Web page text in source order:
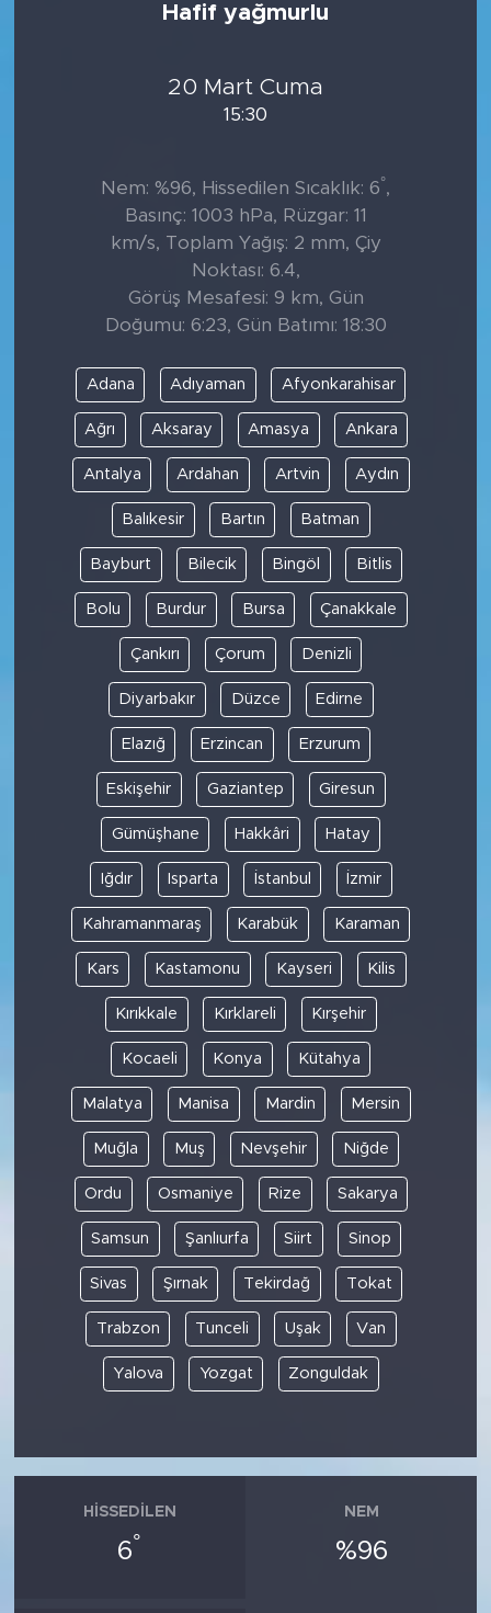
Hafif yağmurlu
20 Mart Cuma
15:30
Nem: %96, Hissedilen Sıcaklık: 6°,
Basınç: 1003 hPa, Rüzgar: 11
km/s, Toplam Yağış: 2 mm, Çiy
Noktası: 6.4,
Görüş Mesafesi: 9 km, Gün
Doğumu: 6:23, Gün Batımı: 18:30
Adana Adıyaman Afyonkarahisar
Ağrı Aksaray Amasya Ankara
Antalya Ardahan Artvin Aydın
Balıkesir Bartın Batman
Bayburt Bilecik Bingöl Bitlis
Bolu Burdur Bursa Çanakkale
Çankırı Çorum Denizli
Diyarbakır Düzce Edirne
Elazığ Erzincan Erzurum
Eskişehir Gaziantep Giresun
Gümüşhane Hakkâri Hatay
Iğdır Isparta İstanbul İzmir
Kahramanmaraş Karabük Karaman
Kars Kastamonu Kayseri Kilis
Kırıkkale Kırklareli Kırşehir
Kocaeli Konya Kütahya
Malatya Manisa Mardin Mersin
Muğla Muş Nevşehir Niğde
Ordu Osmaniye Rize Sakarya
Samsun Şanlıurfa Siirt Sinop
Sivas Şırnak Tekirdağ Tokat
Trabzon Tunceli Uşak Van
Yalova Yozgat Zonguldak
HISSEDILEN
6°
NEM
%96